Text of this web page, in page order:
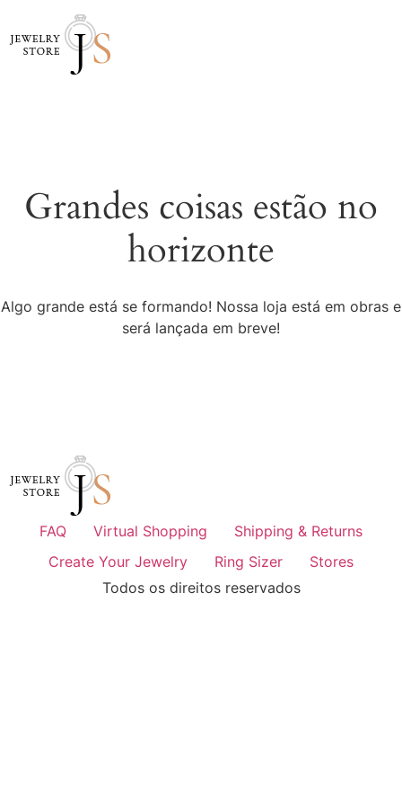
Grandes coisas estão no
horizonte
Algo grande está se formando! Nossa loja está em obras e
será lançada em breve!
FAQ Virtual Shopping
Shipping & Returns
Create Your Jewelry
Ring Sizer
Stores
Todos os direitos reservados